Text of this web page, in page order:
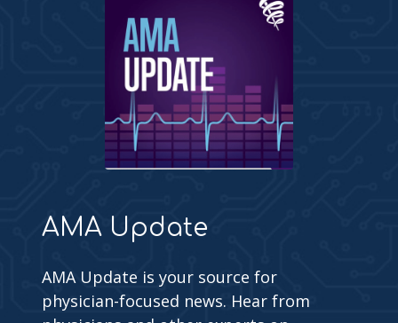
AMA Update
AMA Update is your source for
physician-focused news. Hear from